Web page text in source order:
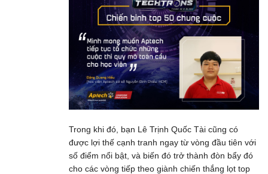
Trong khi đó, bạn Lê Trịnh Quốc Tài cũng có
được lợi thế cạnh tranh ngay từ vòng đầu tiên với
số điểm nổi bật, và biến đó trở thành đòn bẩy đó
cho các vòng tiếp theo giành chiến thắng lọt top